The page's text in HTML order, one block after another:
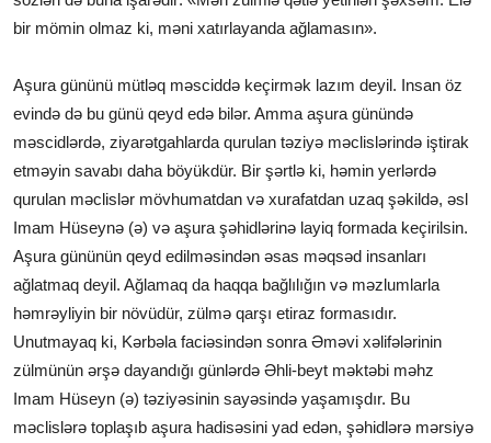
bir mömin olmaz ki, məni xatırlayanda ağlamasın».
Aşura gününü mütləq məsciddə keçirmək lazım deyil. Insan öz
evində də bu günü qeyd edə bilər. Amma aşura günündə
məscidlərdə, ziyarətgahlarda qurulan təziyə məclislərində iştirak
etməyin savabı daha böyükdür. Bir şərtlə ki, həmin yerlərdə
qurulan məclislər mövhumatdan və xurafatdan uzaq şəkildə, əsl
Imam Hüseynə (ə) və aşura şəhidlərinə layiq formada keçirilsin.
Aşura gününün qeyd edilməsindən əsas məqsəd insanları
ağlatmaq deyil. Ağlamaq da haqqa bağlılığın və məzlumlarla
həmrəyliyin bir növüdür, zülmə qarşı etiraz formasıdır.
Unutmayaq ki, Kərbəla faciəsindən sonra Əməvi xəlifələrinin
zülmünün ərşə dayandığı günlərdə Əhli-beyt məktəbi məhz
Imam Hüseyn (ə) təziyəsinin sayəsində yaşamışdır. Bu
məclislərə toplaşıb aşura hadisəsini yad edən, şəhidlərə mərsiyə